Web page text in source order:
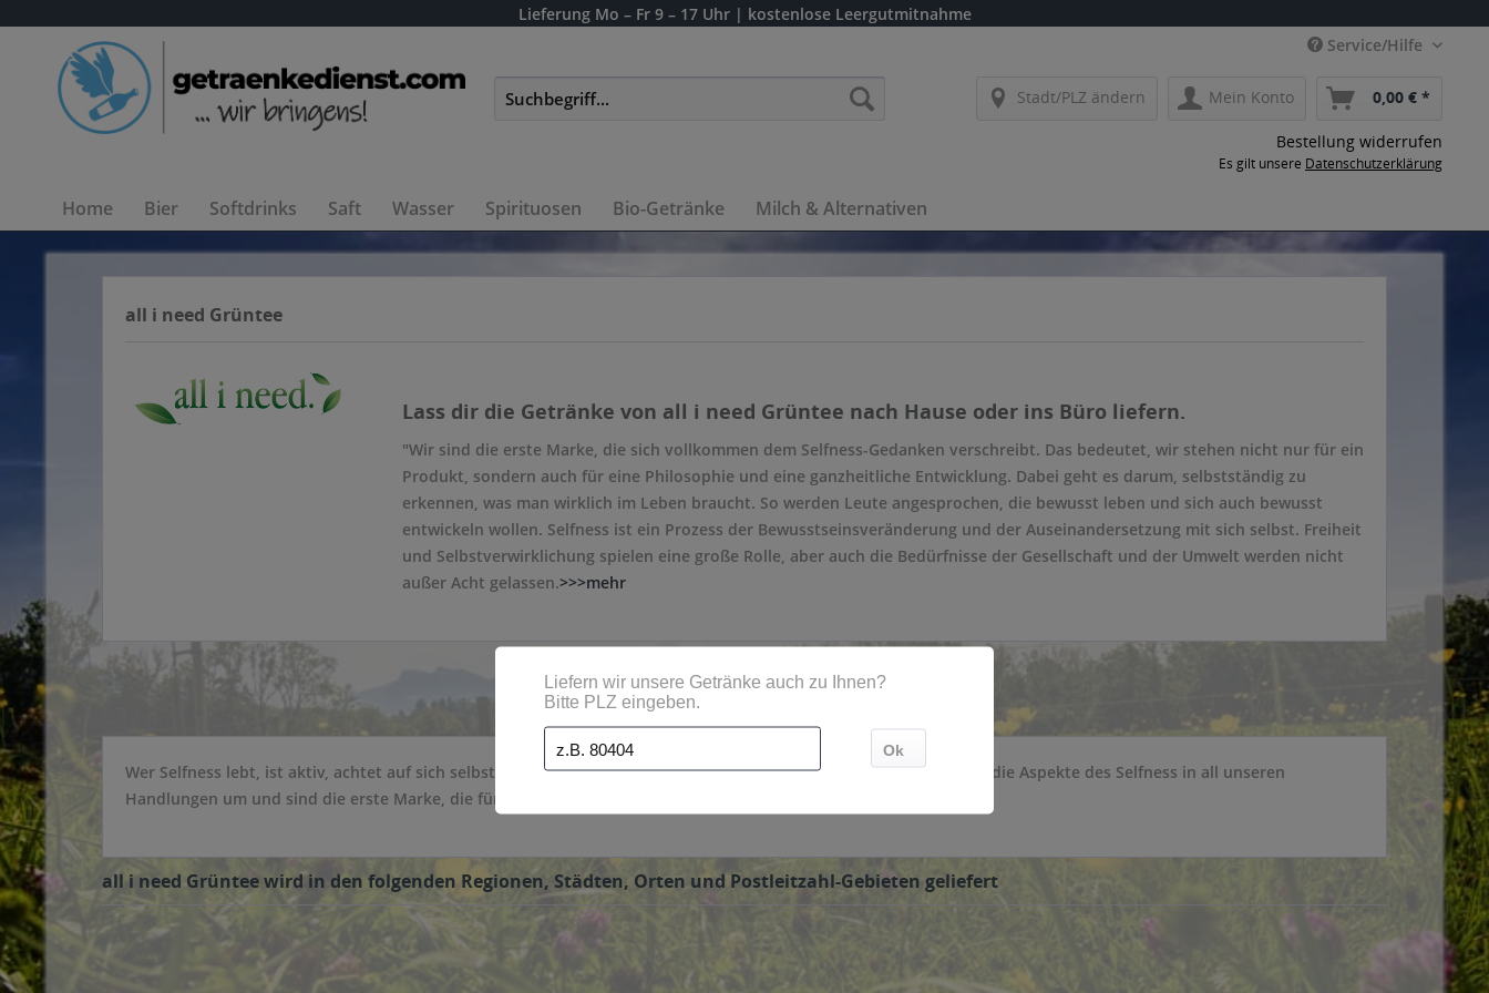
Lieferung Mo – Fr 9 – 17 Uhr | kostenlose Leergutmitnahme
Service/Hilfe
Stadt/PLZ ändern Mein Konto 0,00 € *
Bestellung widerrufen
Es gilt unsere Datenschutzerklärung
Home Bier Softdrinks Saft Wasser Spirituosen Bio-Getränke Milch & Alternativen
all i need Grüntee
Lass dir die Getränke von all i need Grüntee nach Hause oder ins Büro liefern.
"Wir sind die erste Marke, die sich vollkommen dem Selfness-Gedanken verschreibt. Das bedeutet, wir stehen nicht nur für ein
Produkt, sondern auch für eine Philosophie und eine ganzheitliche Entwicklung. Dabei geht es darum, selbstständig zu
erkennen, was man wirklich im Leben braucht. So werden Leute angesprochen, die bewusst leben und sich auch bewusst
entwickeln wollen. Selfness ist ein Prozess der Bewusstseinsveränderung und der Auseinandersetzung mit sich selbst. Freiheit
und Selbstverwirklichung spielen eine große Rolle, aber auch die Bedürfnisse der Gesellschaft und der Umwelt werden nicht
außer Acht gelassen.>>>mehr
Wer Selfness lebt, ist aktiv, achtet auf sich selbst und seine Gesundheit, sowie auf seine Mitmenschen. Wir setzen die Aspekte des Selfness in all unseren
Handlungen um und sind die erste Marke, die für diesen Prozess steht.", sagt der Hersteller.
all i need Grüntee wird in den folgenden Regionen, Städten, Orten und Postleitzahl-Gebieten geliefert